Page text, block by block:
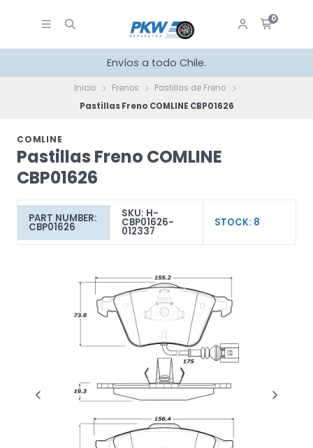
0
Envíos a todo Chile.
Inicio Frenos
Pastillas de Freno
Pastillas Freno COMLINE CBP01626
COMLINE
Pastillas Freno COMLINE
CBP01626
PART NUMBER:
CBP01626
SKU: H-
CBP01626-
012337
STOCK: 8